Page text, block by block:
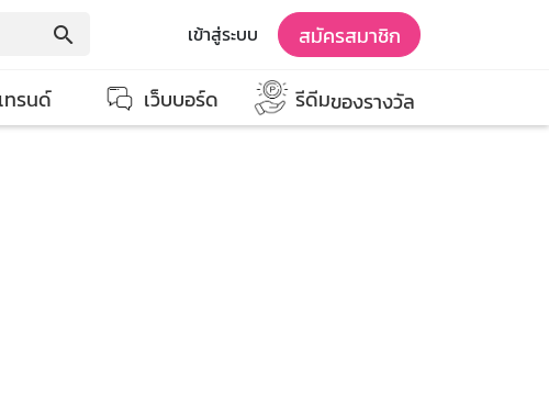
search เข้าสู่ระบบ สมัครสมาชิก
ทรนด์ เว็บบอร์ด รีดีมของรางวัล